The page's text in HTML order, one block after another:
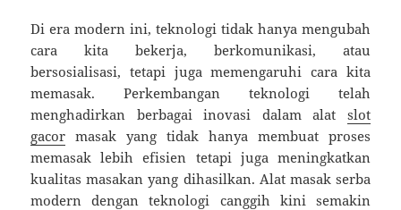
Di era modern ini, teknologi tidak hanya mengubah
cara kita bekerja, berkomunikasi, atau
bersosialisasi, tetapi juga memengaruhi cara kita
memasak. Perkembangan teknologi telah
menghadirkan berbagai inovasi dalam alat slot
gacor masak yang tidak hanya membuat proses
memasak lebih efisien tetapi juga meningkatkan
kualitas masakan yang dihasilkan. Alat masak serba
modern dengan teknologi canggih kini semakin